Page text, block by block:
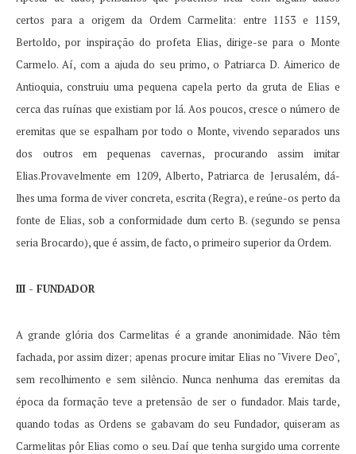
certos para a origem da Ordem Carmelita: entre 1153 e 1159,
Bertoldo, por inspiração do profeta Elias, dirige-se para o Monte
Carmelo.Aí, com a ajuda do seu primo, o Patriarca D. Aimerico de
Antioquia, construiu uma pequena capela perto da gruta de Elias e
cerca das ruínas que existiam por lá. Aos poucos, cresce o número de
eremitas que se espalham por todo o Monte, vivendo separados uns
dos outros em pequenas cavernas, procurando assim imitar
Elias.Provavelmente em 1209, Alberto, Patriarca de Jerusalém, dá-
lhes uma forma de viver concreta, escrita (Regra), e reúne-os perto da
fonte de Elias, sob a conformidade dum certo B. (segundo se pensa
seria Brocardo), que é assim, de facto, o primeiro superior da Ordem.
III - FUNDADOR
A grande glória dos Carmelitas é a grande anonimidade. Não têm
fachada, por assim dizer; apenas procure imitar Elias no "Vivere Deo",
sem recolhimento e sem silêncio.Nunca nenhuma das eremitas da
época da formação teve a pretensão de ser o fundador. Mais tarde,
quando todas as Ordens se gabavam do seu Fundador, quiseram as
Carmelitas pôr Elias como o seu.Daí que tenha surgido uma corrente